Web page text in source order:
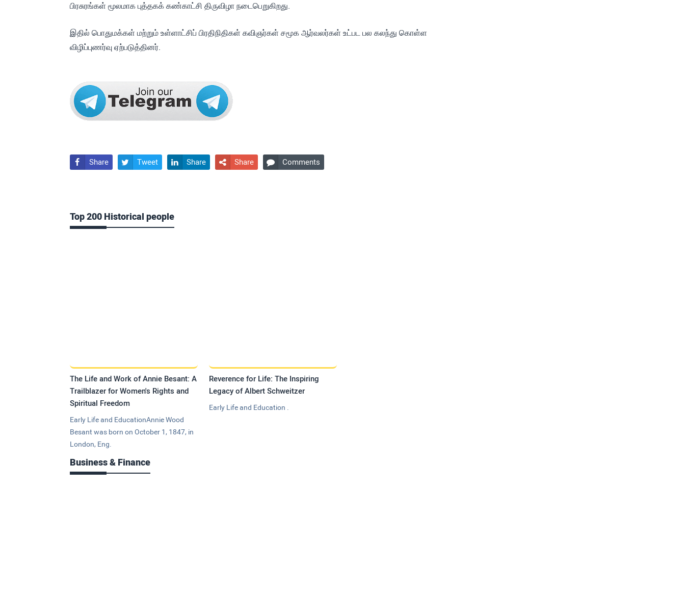
பிரசுரங்கள் மூலமாக புத்தகக் கண்காட்சி திருவிழா நடைபெறுகிறது.
இதில் பொதுமக்கள் மற்றும் உள்ளாட்சிப் பிரதிநிதிகள் கவிஞர்கள் சமூக ஆர்வலர்கள் உட்பட பல கலந்து கொள்ள
விழிப்புணர்வு ஏற்படுத்தினர்.
 Share  Tweet  Share  Share  Comments
Top 200 Historical people
The Life and Work of Annie Besant: A
Trailblazer for Women's Rights and
Spiritual Freedom
Early Life and EducationAnnie Wood
Besant was born on October 1, 1847, in
London, Eng.
Reverence for Life: The Inspiring
Legacy of Albert Schweitzer
Early Life and Education .
Business & Finance